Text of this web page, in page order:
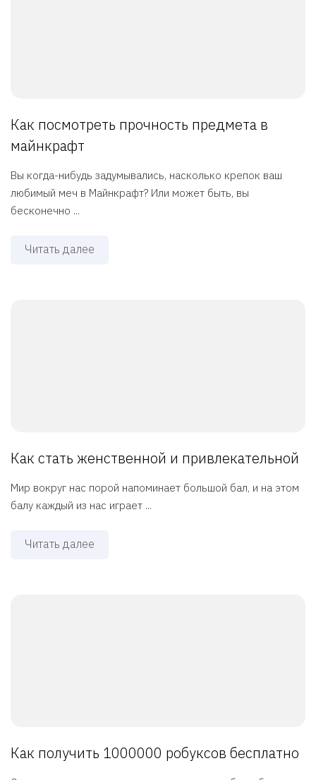
Как посмотреть прочность предмета в
майнкрафт
Вы когда-нибудь задумывались, насколько крепок ваш
любимый меч в Майнкрафт? Или может быть, вы
бесконечно ...
Читать далее
Как стать женственной и привлекательной
Мир вокруг нас порой напоминает большой бал, и на этом
балу каждый из нас играет ...
Читать далее
Как получить 1000000 робуксов бесплатно